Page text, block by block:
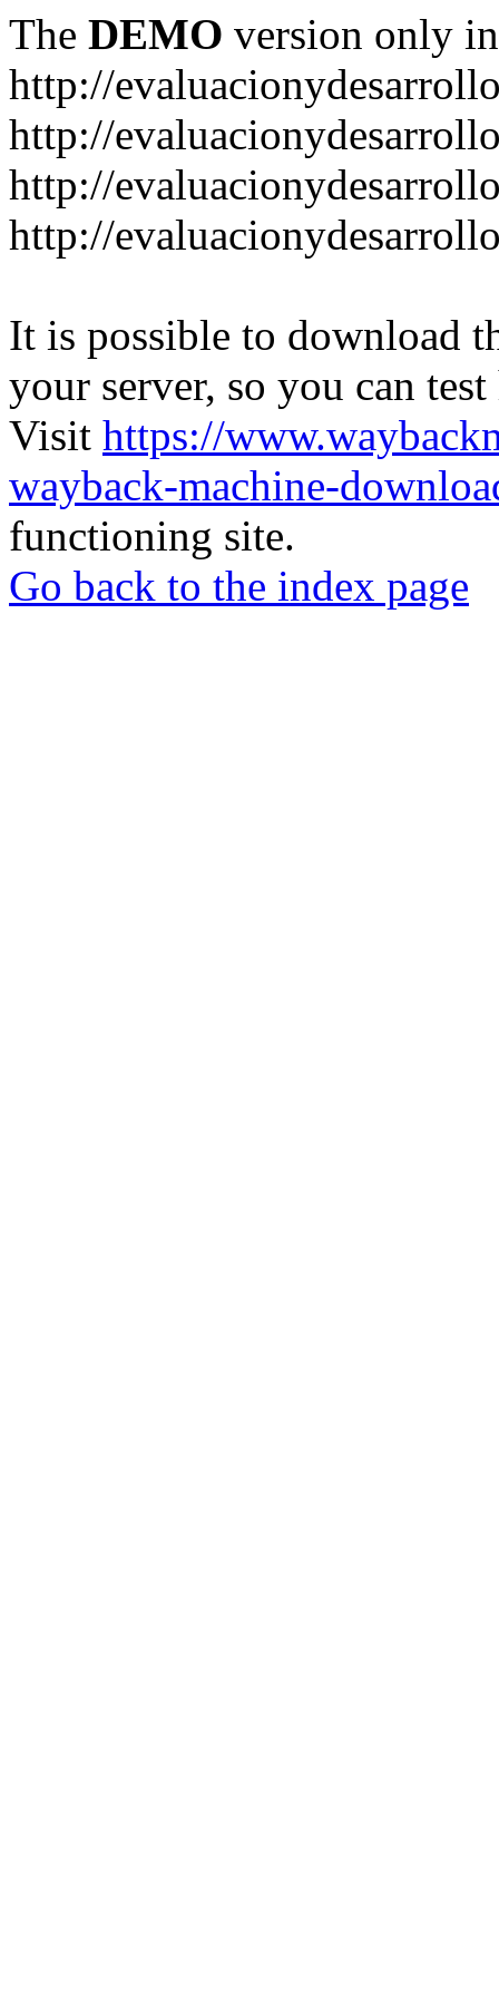
The DEMO version only
http://
http://
http://
http://
It is possible to download
your server, so you can
Visit https://
wayback-machine-
functioning site.
Go back to the index page